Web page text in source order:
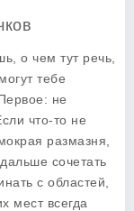
о чем тут речь,
тебе
Первое: не
что-то не
размазня,
сочетать
с областей,
мест всегда